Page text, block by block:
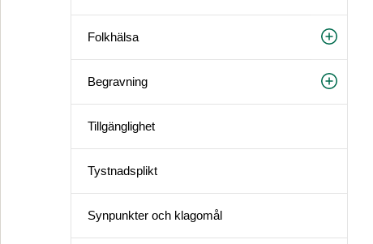
Folkhälsa
Begravning
Tillgänglighet
Tystnadsplikt
Synpunkter och klagomål